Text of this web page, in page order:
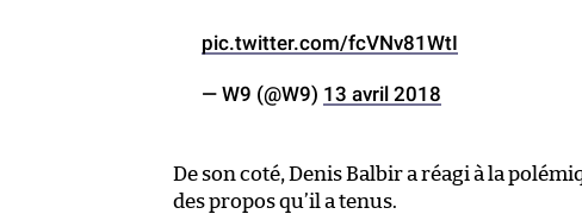
pic.twitter.com/fcVNv81WtI
— W9 (@W9) 13 avril 2018
De son coté, Denis Balbir a réagi à la
des propos qu’il a tenus.